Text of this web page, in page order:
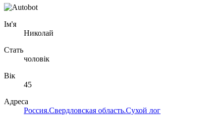
Ім'я
Николай
Стать
чоловік
Вік
45
Адреса
Россия.Свердловская область.Сухой лог